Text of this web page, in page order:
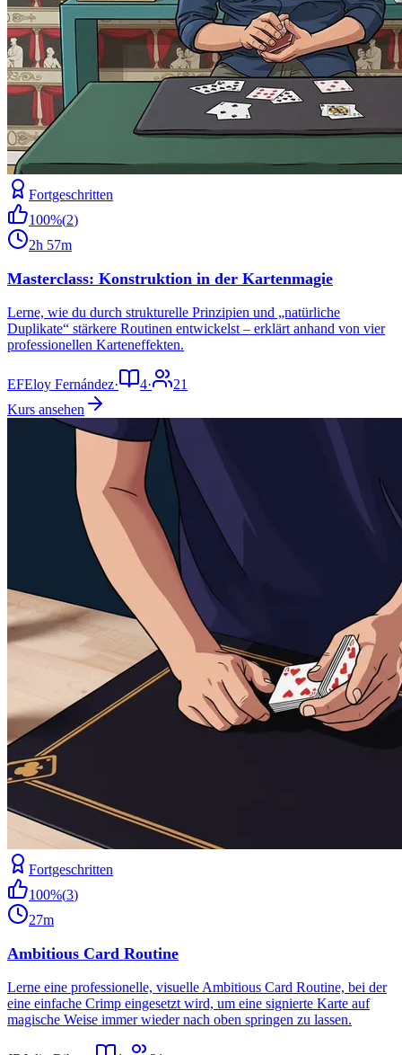
Fortgeschritten
100%(2)
2h 57m
Masterclass: Konstruktion in der Kartenmagie
Lerne, wie du durch strukturelle Prinzipien und „natürliche
Duplikate“ stärkere Routinen entwickelst – erklärt anhand von vier
professionellen Karteneffekten.
EFEloy Fernández· 4·
21
Kurs ansehen
Fortgeschritten
100%(3)
27m
Ambitious Card Routine
Lerne eine professionelle, visuelle Ambitious Card Routine, bei der
eine einfache Crimp eingesetzt wird, um eine signierte Karte auf
magische Weise immer wieder nach oben springen zu lassen.